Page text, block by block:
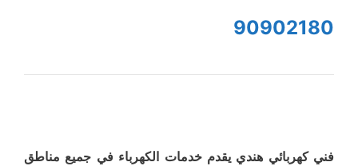
90902180
فني كهربائي هندي يقدم خدمات الكهرباء في جميع مناطق